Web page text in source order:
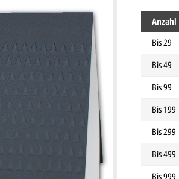
Anzahl
Bis29
Bis49
Bis99
Bis 199
Bis299
Bis499
Bis999